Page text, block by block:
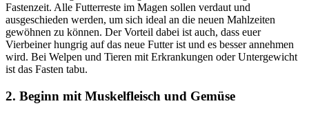
Fastenzeit. Alle Futterreste im Magen sollen verdaut und
ausgeschieden werden, um sich ideal an die neuen Mahlzeiten
gewöhnen zu können. Der Vorteil dabei ist auch, dass euer
Vierbeiner hungrig auf das neue Futter ist und es besser annehmen
wird. Bei Welpen und Tieren mit Erkrankungen oder Untergewicht
ist das Fasten tabu.
2. Beginn mit Muskelfleisch und Gemüse